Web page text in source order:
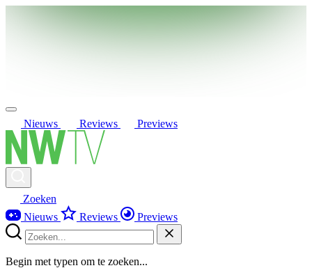
Nieuws Reviews Previews
Zoeken
Nieuws
Reviews Previews
Begin met typen om te zoeken...